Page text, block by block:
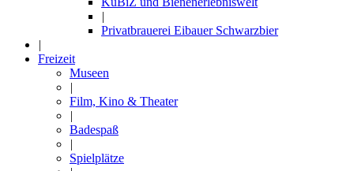
|
Privatbrauerei Eibauer Schwarzbier
|
Freizeit
Museen
|
Film, Kino & Theater
|
Badespaß
|
Spielplätze